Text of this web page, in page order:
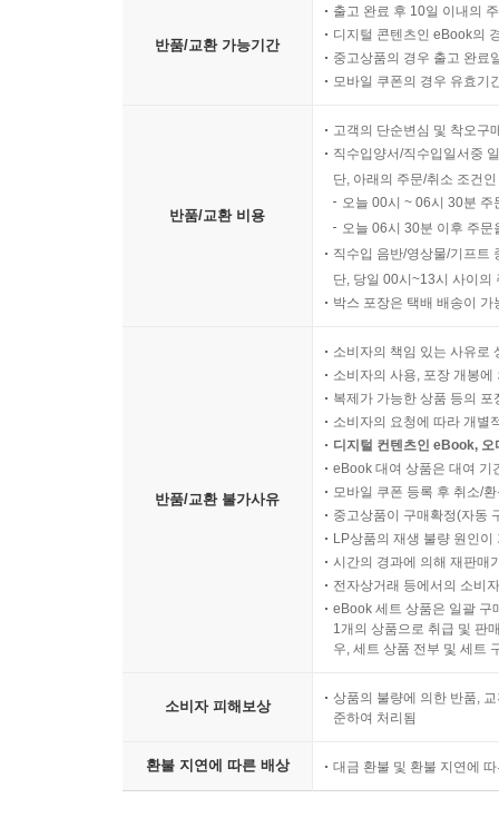
반품/교환 가능기간
출고 완료 후 10일 이내의
디지털 콘텐츠인 eBook의
중고상품의 경우 출고 완료
모바일 쿠폰의 경우 유효기
반품/교환 비용
고객의 단순변심 및 착오구
직수입양서/직수입일서중
단, 아래의 주문/취소 조건
오늘 00시 ~ 06시 30분
오늘 06시 30분 이후 주
직수입 음반/영상물/기프트
단, 당일 00시~13시 사이의
박스 포장은 택배 배송이
반품/교환 불가사유
소비자의 책임 있는 사유로
소비자의 사용, 포장 개봉
복제가 가능한 상품 등의
소비자의 요청에 따라 개별
디지털 컨텐츠인 eBook,
eBook 대여 상품은 대여 기
모바일 쿠폰 등록 후 취소/
중고상품이 구매확정(자동
LP상품의 재생 불량 원인
시간의 경과에 의해 재판매
전자상거래 등에서의 소비
eBook 세트 상품은 일괄 구
1개의 상품으로 취급 및 판
우, 세트 상품 전부 및 세트
소비자 피해보상
상품의 불량에 의한 반품,
준하여 처리됨
환불 지연에 따른 배상 대금 환불 및 환불 지연에